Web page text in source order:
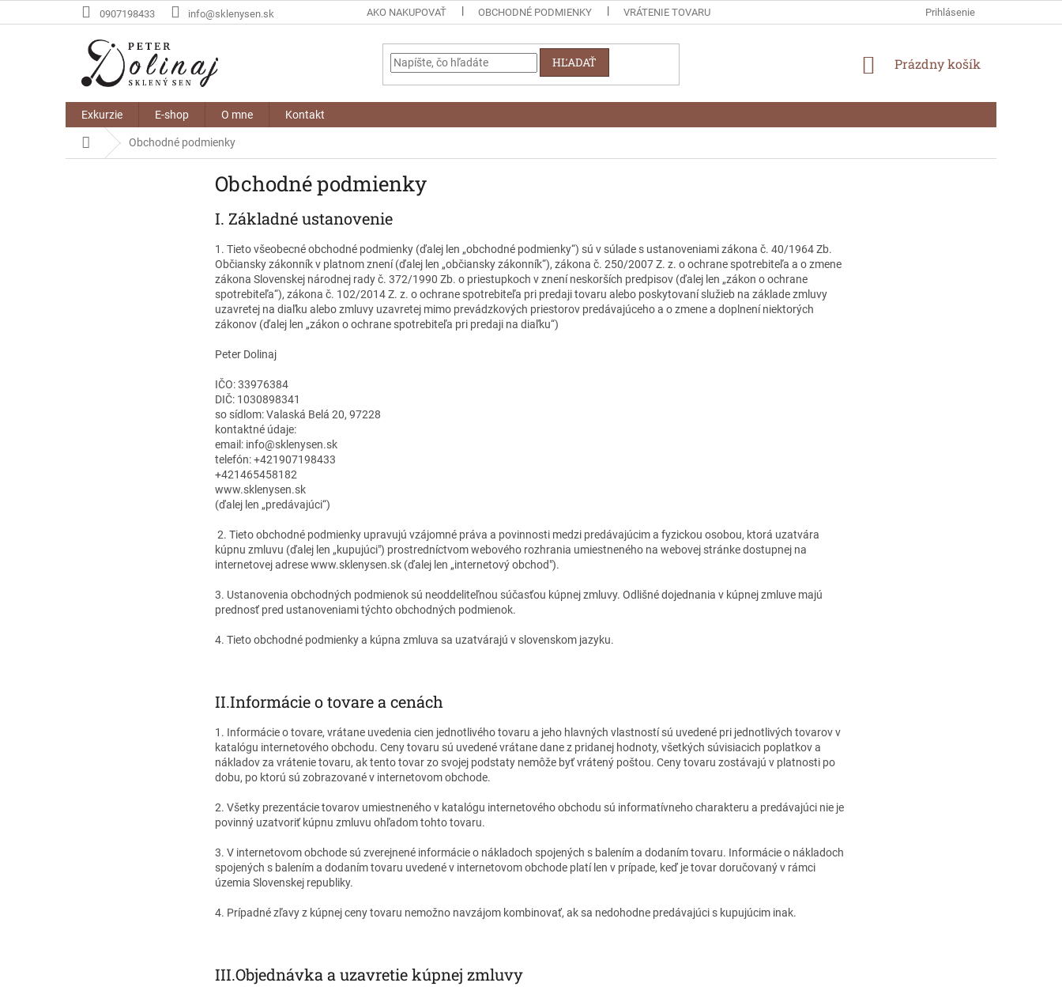
na
0907198433 info@sklenysen.sk AKO NAKUPOVAŤ OBCHODNÉ PODMIENKY VRÁTENIE TOVARU A REKLAMÁCIE OCHRANA OSOBNÝCH ÚDAJOV
Prihlásenie
HĽADAŤ
NÁKUPNÝ
Prázdny košík
Exkurzie E-shop O mne Kontakt
DomovObchodné podmienky
Obchodné podmienky
I. Základné ustanovenie
1. Tieto všeobecné obchodné podmienky (ďalej len „obchodné podmienky“) sú v súlade s ustanoveniami zákona č. 40/1964 Zb.
Občiansky zákonník v platnom znení (ďalej len „občiansky zákonník“), zákona č. 250/2007 Z. z. o ochrane spotrebiteľa a o zmene
zákona Slovenskej národnej rady č. 372/1990 Zb. o priestupkoch v znení neskorších predpisov (ďalej len „zákon o ochrane
spotrebiteľa“), zákona č. 102/2014 Z. z. o ochrane spotrebiteľa pri predaji tovaru alebo poskytovaní služieb na základe zmluvy
uzavretej na diaľku alebo zmluvy uzavretej mimo prevádzkových priestorov predávajúceho a o zmene a doplnení niektorých
zákonov (ďalej len „zákon o ochrane spotrebiteľa pri predaji na diaľku“)
Peter Dolinaj
IČO: 33976384
DIČ: 1030898341
so sídlom: Valaská Belá 20, 97228
kontaktné údaje:
email: info@sklenysen.sk
telefón: +421907198433
+421465458182
www.sklenysen.sk
(ďalej len „predávajúci“)
2. Tieto obchodné podmienky upravujú vzájomné práva a povinnosti medzi predávajúcim a fyzickou osobou, ktorá uzatvára
kúpnu zmluvu (ďalej len „kupujúci") prostredníctvom webového rozhrania umiestneného na webovej stránke dostupnej na
internetovej adrese www.sklenysen.sk (ďalej len „internetový obchod").
3. Ustanovenia obchodných podmienok sú neoddeliteľnou súčasťou kúpnej zmluvy. Odlišné dojednania v kúpnej zmluve majú
prednosť pred ustanoveniami týchto obchodných podmienok.
4. Tieto obchodné podmienky a kúpna zmluva sa uzatvárajú v slovenskom jazyku.
II.Informácie o tovare a cenách
1. Informácie o tovare, vrátane uvedenia cien jednotlivého tovaru a jeho hlavných vlastností sú uvedené pri jednotlivých tovarov v
katalógu internetového obchodu. Ceny tovaru sú uvedené vrátane dane z pridanej hodnoty, všetkých súvisiacich poplatkov a
nákladov za vrátenie tovaru, ak tento tovar zo svojej podstaty nemôže byť vrátený poštou. Ceny tovaru zostávajú v platnosti po
dobu, po ktorú sú zobrazované v internetovom obchode.
2. Všetky prezentácie tovarov umiestneného v katalógu internetového obchodu sú informatívneho charakteru a predávajúci nie je
povinný uzatvoriť kúpnu zmluvu ohľadom tohto tovaru.
3. V internetovom obchode sú zverejnené informácie o nákladoch spojených s balením a dodaním tovaru. Informácie o nákladoch
spojených s balením a dodaním tovaru uvedené v internetovom obchode platí len v prípade, keď je tovar doručovaný v rámci
územia Slovenskej republiky.
4. Prípadné zľavy z kúpnej ceny tovaru nemožno navzájom kombinovať, ak sa nedohodne predávajúci s kupujúcim inak.
III.Objednávka a uzavretie kúpnej zmluvy